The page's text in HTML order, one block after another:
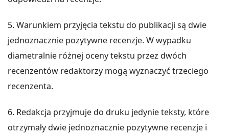
5. Warunkiem przyjęcia tekstu do publikacji są dwie
jednoznacznie pozytywne recenzje. W wypadku
diametralnie różnej oceny tekstu przez dwóch
recenzentów redaktorzy mogą wyznaczyć trzeciego
recenzenta.
6. Redakcja przyjmuje do druku jedynie teksty, które
otrzymały dwie jednoznacznie pozytywne recenzje i